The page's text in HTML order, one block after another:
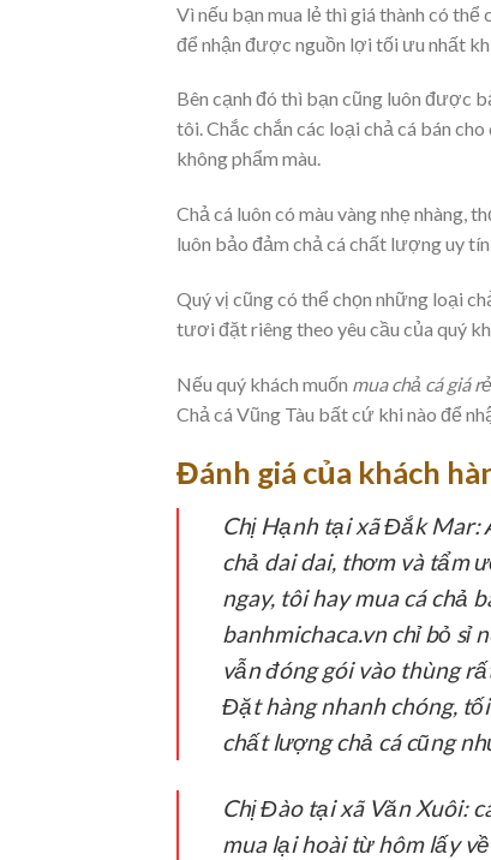
Vì nếu bạn mua lẻ thì giá thành có
để nhận được nguồn lợi tối ưu nhất
Bên cạnh đó thì bạn cũng luôn được
tôi. Chắc chắn các loại chả cá bán
không phẩm màu.
Chả cá luôn có màu vàng nhẹ nhàng,
luôn bảo đảm chả cá chất lượng uy
Quý vị cũng có thể chọn những loại
tươi đặt riêng theo yêu cầu của quý
Nếu quý khách muốn mua chả cá giá
Chả cá Vũng Tàu bất cứ khi nào để
Đánh giá của khách
Chị Hạnh tại xã Đắk Mar:
chả dai dai, thơm và tẩm
ngay, tôi hay mua cá chả
banhmichaca.vn chỉ bỏ sỉ
vẫn đóng gói vào thùng
Đặt hàng nhanh chóng,
chất lượng chả cá cũng
Chị Đào tại xã Văn Xuôi:
mua lại hoài từ hôm lấy